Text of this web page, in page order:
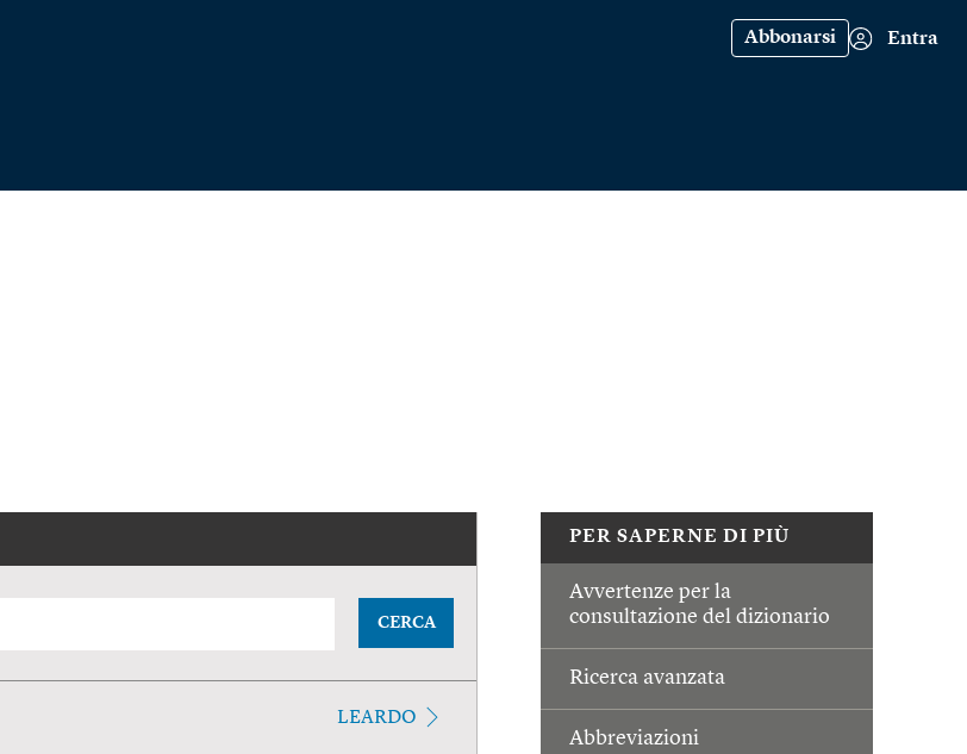
Abbonarsi Entra
PER SAPERNE DI PIÙ
Avvertenze per la
consultazione del dizionario
Ricerca avanzata
Abbreviazioni
CERCA
LEARDO